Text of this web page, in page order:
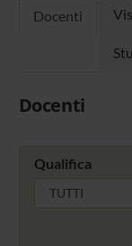
Docenti
Docenti
Qualifica